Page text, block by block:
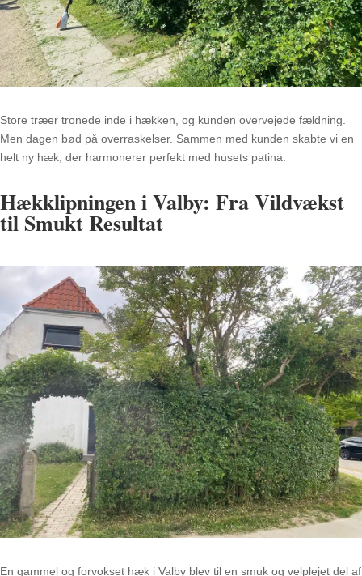
Store træer tronede inde i hækken, og kunden overvejede fældning.
Men dagen bød på overraskelser. Sammen med kunden skabte vi en
helt ny hæk, der harmonerer perfekt med husets patina.
Hækklipningen i Valby: Fra Vildvækst
til Smukt Resultat
En gammel og forvokset hæk i Valby blev til en smuk og velplejet del af